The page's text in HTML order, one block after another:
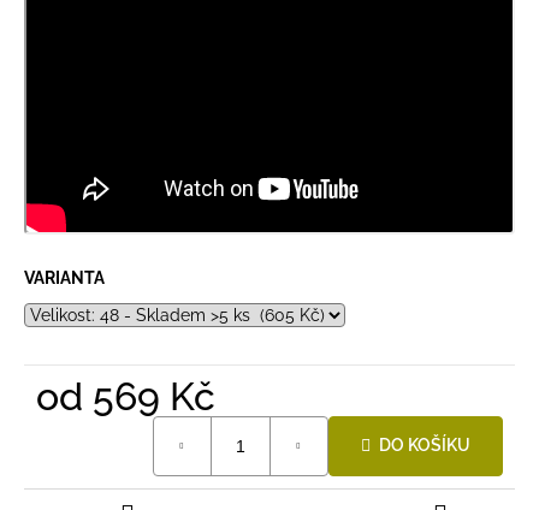
VARIANTA
od 569 Kč
DO KOŠÍKU